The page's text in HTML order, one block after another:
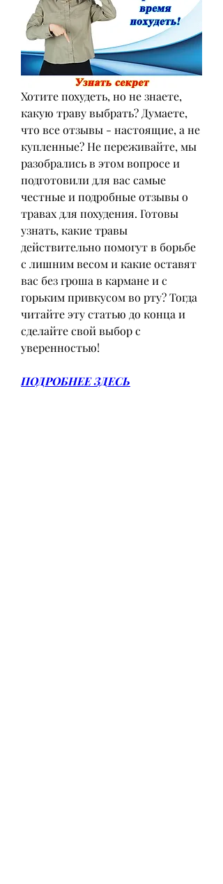
Хотите похудеть, но не знаете,
какую траву выбрать? Думаете,
что все отзывы - настоящие, а не
купленные? Не переживайте, мы
разобрались в этом вопросе и
подготовили для вас самые
честные и подробные отзывы о
травах для похудения. Готовы
узнать, какие травы
действительно помогут в борьбе
с лишним весом и какие оставят
вас без гроша в кармане и с
горьким привкусом во рту? Тогда
читайте эту статью до конца и
сделайте свой выбор с
уверенностью!
ПОДРОБНЕЕ ЗДЕСЬ